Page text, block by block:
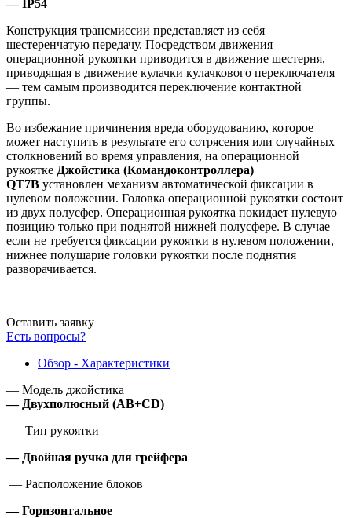
— IP54
Конструкция трансмиссии представляет из себя
шестеренчатую передачу. Посредством движения
операционной рукоятки приводится в движение шестерня,
приводящая в движение кулачки кулачкового переключателя
— тем самым производится переключение контактной
группы.
Во избежание причинения вреда оборудованию, которое
может наступить в результате его сотрясения или случайных
столкновений во время управления, на операционной
рукоятке Джойстика (Командоконтроллера)
QT7B установлен механизм автоматической фиксации в
нулевом положении. Головка операционной рукоятки состоит
из двух полусфер. Операционная рукоятка покидает нулевую
позицию только при поднятой нижней полусфере. В случае
если не требуется фиксации рукоятки в нулевом положении,
нижнее полушарие головки рукоятки после поднятия
разворачивается.
Оставить заявку
Есть вопросы?
Обзор - Характеристики
— Модель джойстика
— Двухполюсный (AB+CD)
— Тип рукоятки
— Двойная ручка для грейфера
— Расположение блоков
— Горизонтальное